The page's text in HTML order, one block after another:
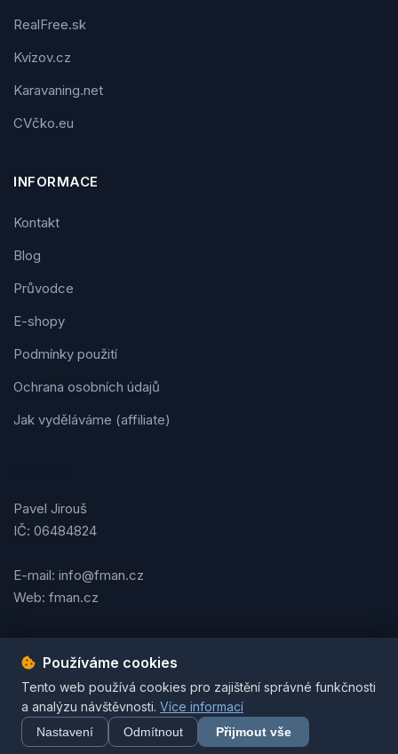
RealFree.sk
Kvízov.cz
Karavaning.net
CVčko.eu
INFORMACE
Kontakt
Blog
Průvodce
E-shopy
Podmínky použití
Ochrana osobních údajů
Jak vyděláváme (affiliate)
Pavel Jirouš
IČ: 06484824
E-mail: info@fman.cz
Web: fman.cz
Podmínky použitíOchrana osobních údajůCookies
© 2026 FMAN.cz. Všechna práva vyhrazena. | Vytvořil
Jirouš
Používáme cookies
Tento web používá cookies pro zajištění správné funkčnosti
a analýzu návštěvnosti. Více informací
Nastavení Odmítnout Přijmout vše